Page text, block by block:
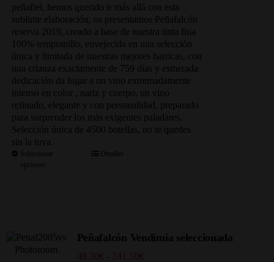
253.00€
peñafiel, hemos querido ir más allá con esta
sublime elaboración, os presentamos Peñafalcón
reserva 2019, creado a base de nuestra tinta fina
100% tempranillo, envejecida en una selección
única y limitada de nuestras mejores barricas, con
una crianza exactamente de 759 días y esmerada
dedicación da lugar a un vino extremadamente
intenso en color , nariz y cuerpo, un vino
refinado, elegante y con personalidad, preparado
para sorprender los más exigentes paladares.
Selección única de 4500 botellas, no te quedes
sin la tuya.
Seleccionar
Detalles
Peñafalcón Vendimia seleccionada
48.30€ - 241.50€